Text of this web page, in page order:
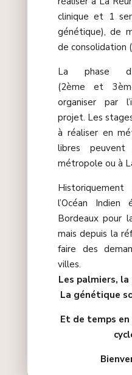
clinique et 1
génétique), de
de consolidation
La phase
(2ème et
organiser par
projet. Les
à réaliser en
libres
métropole ou à
l’Océan
Bordeaux pour
mais depuis la
faire des
villes.
Les palmiers,
La génétique
Et de temps